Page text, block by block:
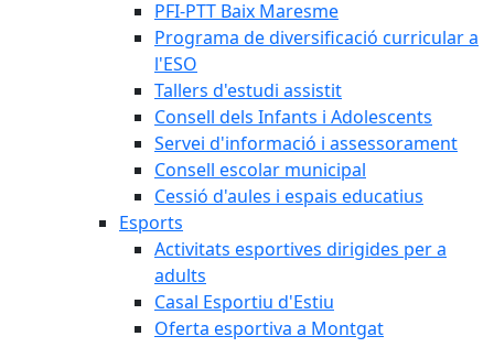
PFI-PTT Baix Maresme
Programa de diversificació curricular a
l'ESO
Tallers d'estudi assistit
Consell dels Infants i Adolescents
Servei d'informació i assessorament
Consell escolar municipal
Cessió d'aules i espais educatius
Esports
Activitats esportives dirigides per a
adults
Casal Esportiu d'Estiu
Oferta esportiva a Montgat